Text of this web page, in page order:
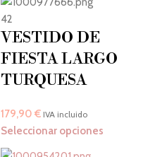
42
VESTIDO DE
FIESTA LARGO
TURQUESA
179,90 € IVA incluido
Seleccionar opciones